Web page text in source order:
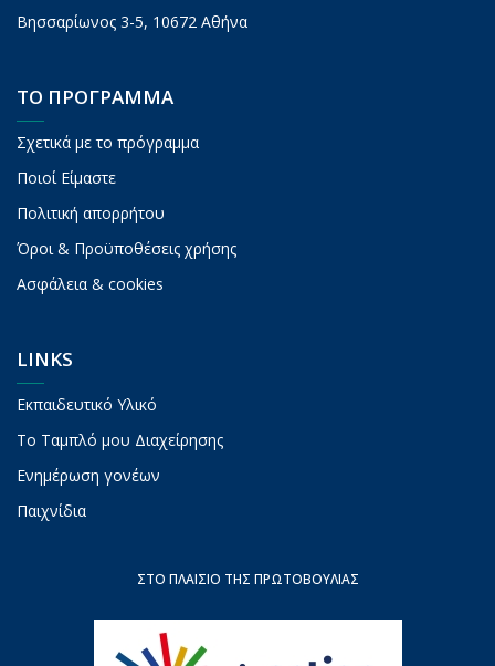
Βησσαρίωνος 3-5, 10672 Αθήνα
ΤΟ ΠΡΟΓΡΑΜΜΑ
Σχετικά με το πρόγραμμα
Ποιοί Είμαστε
Πολιτική απορρήτου
Όροι & Προϋποθέσεις χρήσης
Ασφάλεια & cookies
LINKS
Εκπαιδευτικό Υλικό
To Ταμπλό μου Διαχείρησης
Ενημέρωση γονέων
Παιχνίδια
ΣΤΟ ΠΛΑΊΣΙΟ ΤΗΣ ΠΡΩΤΟΒΟΥΛΊΑΣ